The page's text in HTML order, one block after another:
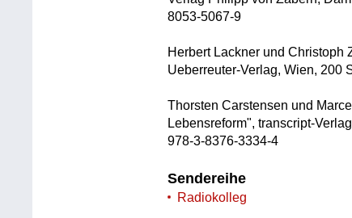
8053-5067-9
Herbert Lackner und
Ueberreuter-Verlag, Wien, 200
Thorsten Carstensen und
Lebensreform", transcript-
978-3-8376-3334-4
Sendereihe
Radiokolleg